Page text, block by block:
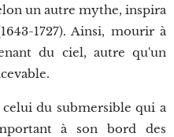
un autre mythe, inspira
1727). Ainsi, mourir à
du ciel, autre qu'un
du submersible qui a
à son bord des